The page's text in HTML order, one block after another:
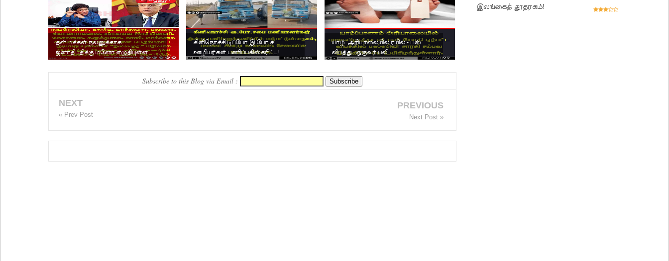
தன் மக்கள் நலனுக்காக...
ஜனாதிபதிக்கு மனோ எழுதியுள்ள
கிளிநொச்சி டிப்போ இ.போ.ச
ஊழியர்கள் பணிப்பகிஸ்கரிப்பு!
யாழ். அரியாலையில் ரயில் - பஸ்
விபத்து : ஒருவர் பலி
Subscribe to this Blog via Email :
NEXT
« Prev Post
PREVIOUS
Next Post »
இலங்கைத் தூதரகம்!